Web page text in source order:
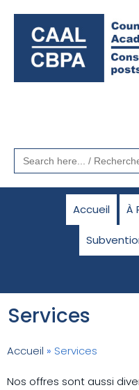
Search
for:
Accueil À
Services
Accueil » Services
Nos offres sont aussi